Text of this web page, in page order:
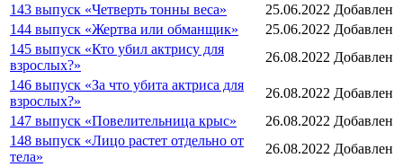
143 выпуск «Четверть тонны веса»
25.06.2022 Добавлен
144 выпуск «Жертва или обманщик»
25.06.2022 Добавлен
145 выпуск «Кто убил актрису для
взрослых?»
26.08.2022 Добавлен
146 выпуск «За что убита актриса для
взрослых?»
26.08.2022 Добавлен
147 выпуск «Повелительница крыс»
26.08.2022 Добавлен
148 выпуск «Лицо растет отдельно от
тела»
26.08.2022 Добавлен